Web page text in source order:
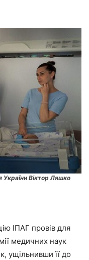
України Віктор Ляшко
ІПАГ провів для
медичних наук
ущільнивши її до